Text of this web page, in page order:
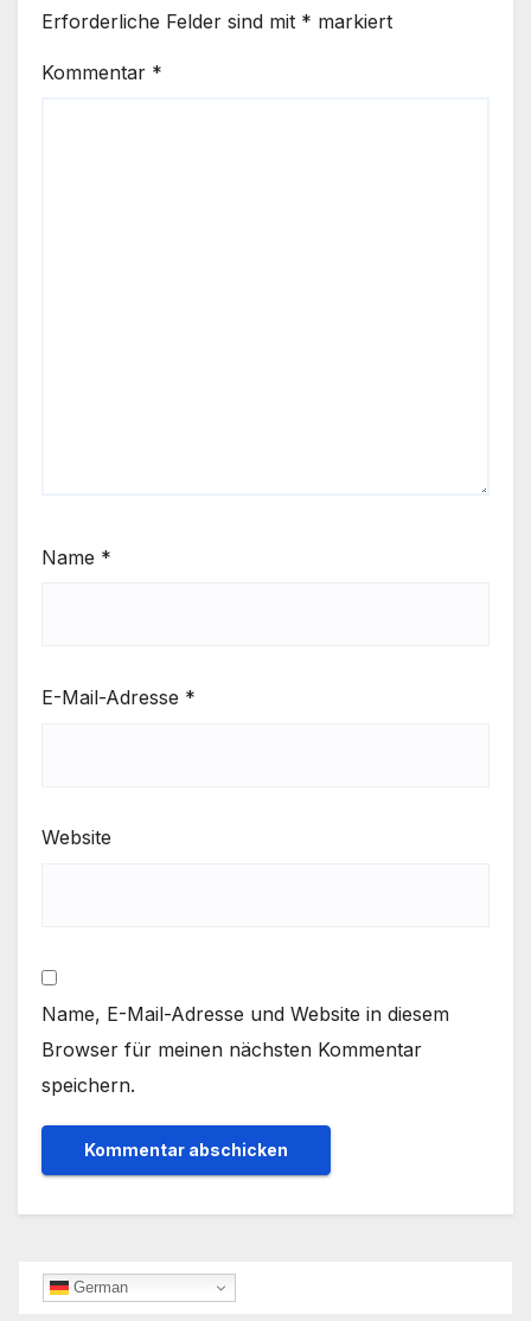
Erforderliche Felder sind mit * markiert
Kommentar *
Name *
E-Mail-Adresse *
Website
Name, E-Mail-Adresse und Website in diesem
Browser für meinen nächsten Kommentar
speichern.
German